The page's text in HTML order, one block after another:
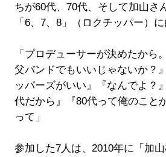
ちが60代、70代、そして加山さ
「6、7、8」（ロクチッパー）
「プロデューサーが決めたか
父バンドでもいいじゃないか？
ッパーズがいい』『なんでよ？
代だから』『80代って俺のこと
って」
参加した7人は、2010年に「加